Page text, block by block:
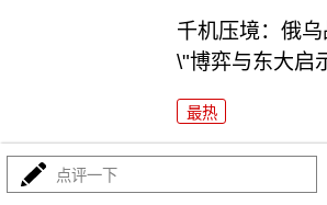
千机压境：俄
\"博弈与东大启
最热
算了不打了？
把全世界都晃吐
点评一下